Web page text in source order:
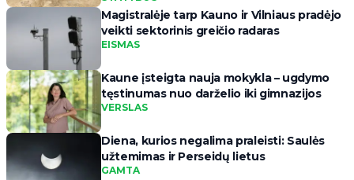
Magistralėje tarp Kauno ir Vilniaus pradėjo
veikti sektorinis greičio radaras
EISMAS
Kaune įsteigta nauja mokykla – ugdymo
tęstinumas nuo darželio iki gimnazijos
VERSLAS
Diena, kurios negalima praleisti: Saulės
užtemimas ir Perseidų lietus
GAMTA